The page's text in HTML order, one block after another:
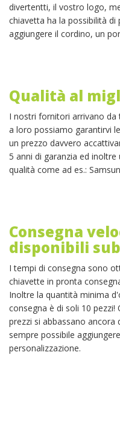
divertentti, il vostro logo,
chiavetta ha la possibilità
aggiungere il cordino, un
Qualità al
I nostri fornitori arrivano
a loro possiamo garantirvi
un prezzo davvero
5 anni di garanzia ed
qualità come ad es.:
Consegna
disponibili
I tempi di consegna sono
chiavette in pronta
Inoltre la quantità minima
consegna è di soli 10
prezzi si abbassano ancora
sempre possibile
personalizzazione.